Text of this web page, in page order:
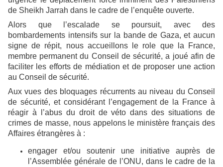
de Sheikh Jarrah dans le cadre de l’enquête ouverte.
Alors que l’escalade se poursuit, avec des
bombardements intensifs sur la bande de Gaza, et aucun
signe de répit, nous accueillons le role que la France,
membre permanent du Conseil de sécurité, a joué afin de
faciliter les efforts de médiation et de proposer une action
au Conseil de sécurité.
Aux vues des bloquages récurrents au niveau du Conseil
de sécurité, et considérant l’engagement de la France à
réagir à l’abus du droit de véto dans des situations de
crimes de masse, nous appelons le ministère français des
Affaires étrangères à :
engager et/ou soutenir une initiative auprès de
l’Assemblée générale de l’ONU, dans le cadre de la